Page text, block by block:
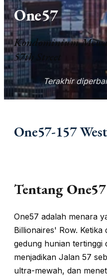
One57
Kondominium
57th Street
Terakhir
One57-157
Tentang One57
One57 adalah menara
Billionaires' Row. Ketika
gedung hunian tertinggi
menjadikan Jalan 57
ultra-mewah, dan